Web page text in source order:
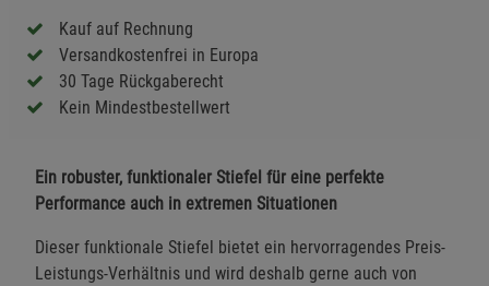
Kauf auf Rechnung
Versandkostenfrei in Europa
30 Tage Rückgaberecht
Kein Mindestbestellwert
Ein robuster, funktionaler Stiefel für eine perfekte
Performance auch in extremen Situationen
Dieser funktionale Stiefel bietet ein hervorragendes Preis-
Leistungs-Verhältnis und wird deshalb gerne auch von